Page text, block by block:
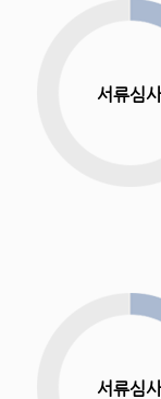
서류심사
서류심사